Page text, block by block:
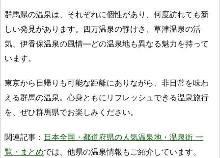
群馬県の温泉は、それぞれに個性があり、何度訪れても新
しい発見があります。四万温泉の静けさ、草津温泉の活
気、伊香保温泉の風情―どの温泉地も異なる魅力を持って
います。
東京から日帰りも可能な距離にありながら、非日常を味わ
える群馬の温泉。心身ともにリフレッシュできる温泉旅行
を、ぜひ群馬県でお楽しみください。
関連記事： 日本全国・都道府県の人気温泉地・温泉街 一
覧・まとめでは、他県の温泉情報もご紹介しています。